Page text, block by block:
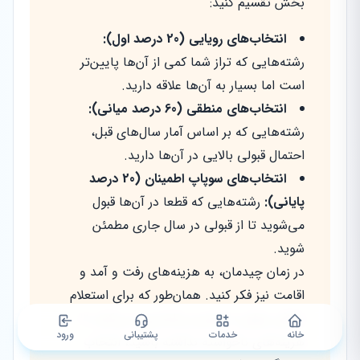
انتخاب‌های رویایی (20 درصد اول):
رشته‌هایی که تراز شما کمی از آن‌ها پایین‌تر
است اما بسیار به آن‌ها علاقه دارید.
انتخاب‌های منطقی (60 درصد میانی):
رشته‌هایی که بر اساس آمار سال‌های قبل،
احتمال قبولی بالایی در آن‌ها دارید.
انتخاب‌های سوپاپ اطمینان (20 درصد
پایانی): رشته‌هایی که قطعا در آن‌ها قبول
می‌شوید تا از قبولی در سال جاری مطمئن
شوید.
در زمان چیدمان، به هزینه‌های رفت و آمد و
اقامت نیز فکر کنید. همان‌طور که برای استعلام
خلافی موتور یا خودرو برنامه‌ریزی می‌کنید تا
هزینه‌های ناخواسته نداشته باشید، انتخاب
خانه خدمات پشتیبانی ورود